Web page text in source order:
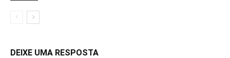
DEIXE UMA RESPOSTA